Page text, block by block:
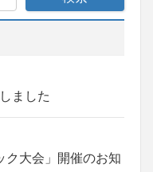
ました
ク大会」開催のお知